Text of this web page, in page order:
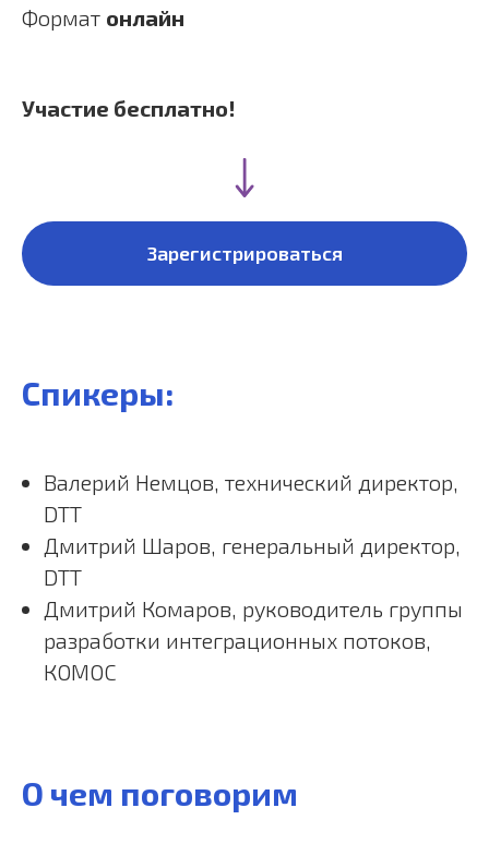
Формат онлайн
Участие бесплатно!
Зарегистрироваться
Спикеры:
Валерий Немцов, технический директор,
DTT
Дмитрий Шаров, генеральный директор,
DTT
Дмитрий Комаров, руководитель группы
разработки интеграционных потоков,
КОМОС
О чем поговорим